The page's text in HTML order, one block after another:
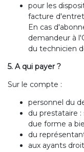
pour les
facture
En cas
demandeur à
du technicien
5. A qui payer ?
Sur le compte :
personnel du
du prestataire
due forme a
du
aux ayants